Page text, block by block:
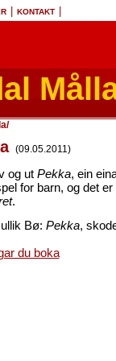
KONTAKT
/
(09.05.2011)
og ut Pekka, ein
for barn, og det
.
Bø: Pekka,
du boka